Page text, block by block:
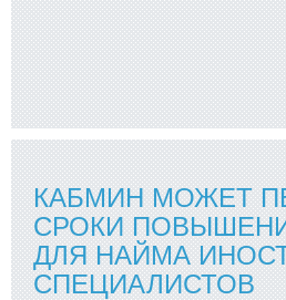
КАБМИН МОЖЕТ
СРОКИ
ДЛЯ НАЙМА
СПЕЦИАЛИСТОВ